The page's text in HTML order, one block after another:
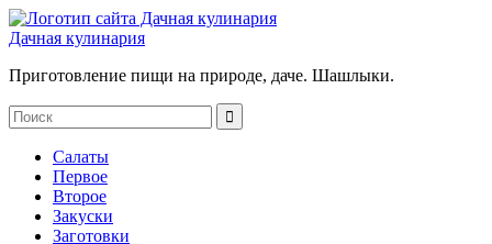
Дачная кулинария
Приготовление пищи на природе, даче. Шашлыки.
Салаты
Первое
Второе
Закуски
Заготовки